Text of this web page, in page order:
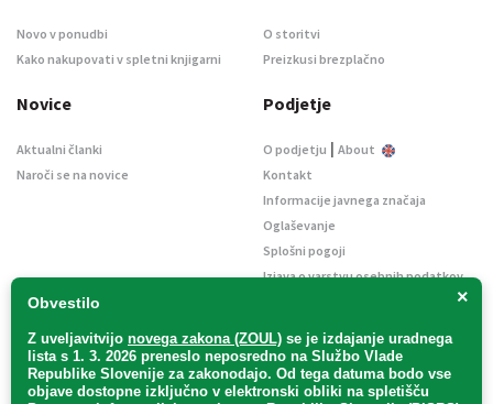
×
Obvestilo
Z uveljavitvijo novega zakona (ZOUL) se je izdajanje uradnega
lista s 1. 3. 2026 preneslo neposredno na Službo Vlade
Republike Slovenije za zakonodajo. Od tega datuma bodo vse
objave dostopne izključno v elektronski obliki na spletišču
Novo v ponudbi
Kako nakupovati v spletni knjigarni
O storitvi
Preizkusi brezplačno
Novice
Aktualni članki
Naroči se na novice
Podjetje
O podjetju | About
Kontakt
Informacije javnega značaja
Oglaševanje
Splošni pogoji
Izjava o varstvu osebnih podatkov